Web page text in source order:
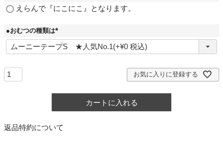
必
えらんで『にこにこ』となります。
●おむつの種類は
(
必
須
お気に入りに登録する
カートに入れる
返品特約について